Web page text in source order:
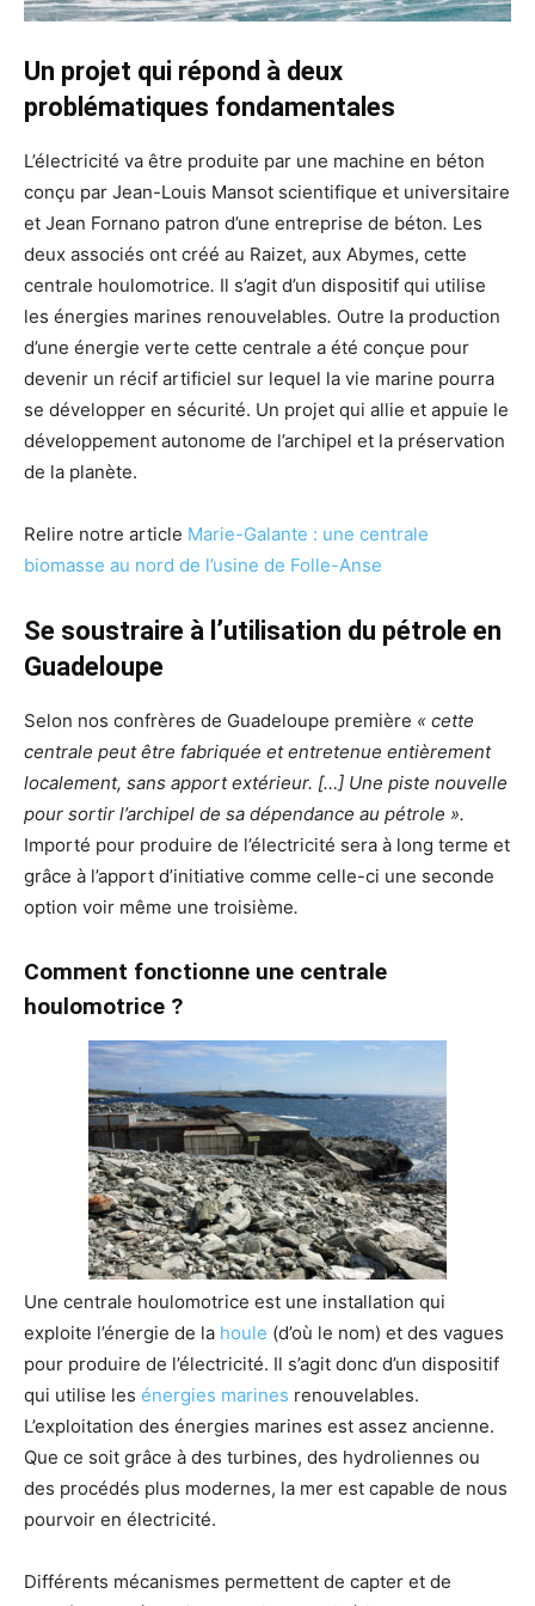
Un projet qui répond à deux
problématiques fondamentales
L’électricité va être produite par une machine en béton
conçu par Jean-Louis Mansot scientifique et universitaire
et Jean Fornano patron d’une entreprise de béton. Les
deux associés ont créé au Raizet, aux Abymes, cette
centrale houlomotrice. Il s’agit d’un dispositif qui utilise
les énergies marines renouvelables. Outre la production
d’une énergie verte cette centrale a été conçue pour
devenir un récif artificiel sur lequel la vie marine pourra
se développer en sécurité. Un projet qui allie et appuie le
développement autonome de l’archipel et la préservation
de la planète.
Relire notre article Marie-Galante : une centrale
biomasse au nord de l’usine de Folle-Anse
Se soustraire à l’utilisation du pétrole en
Guadeloupe
Selon nos confrères de Guadeloupe première « cette
centrale peut être fabriquée et entretenue entièrement
localement, sans apport extérieur. […] Une piste nouvelle
pour sortir l’archipel de sa dépendance au pétrole ».
Importé pour produire de l’électricité sera à long terme et
grâce à l’apport d’initiative comme celle-ci une seconde
option voir même une troisième.
Comment fonctionne une centrale
houlomotrice ?
Une centrale houlomotrice est une installation qui
exploite l’énergie de la houle (d’où le nom) et des vagues
pour produire de l’électricité. Il s’agit donc d’un dispositif
qui utilise les énergies marines renouvelables.
L’exploitation des énergies marines est assez ancienne.
Que ce soit grâce à des turbines, des hydroliennes ou
des procédés plus modernes, la mer est capable de nous
pourvoir en électricité.
Différents mécanismes permettent de capter et de